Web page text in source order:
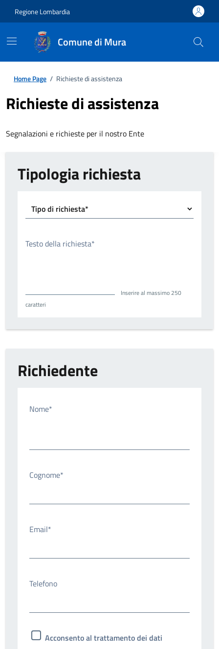
Regione Lombardia
Comune di Mura
Home Page / Richieste di assistenza
Richieste di assistenza
Segnalazioni e richieste per il nostro Ente
Tipologia richiesta
Testo della richiesta*
Inserire al massimo 250
caratteri
Richiedente
Nome*
Cognome*
Email*
Telefono
Acconsento al trattamento dei dati